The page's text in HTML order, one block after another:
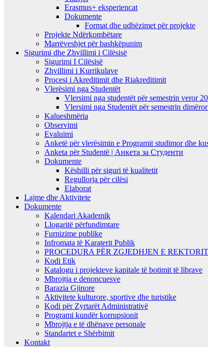
Erasmus+ eksperiencat
Dokumente
Format dhe udhëzimet për projekte
Projekte Ndërkombëtare
Marrëveshjet për bashkëpunim
Sigurimi dhe Zhvillimi i Cilësisë
Sigurimi I Cilësisë
Zhvillimi i Kurrikulave
Procesi i Akreditimit dhe Riakreditimit
Vlerësimi nga Studentët
Vlersimi nga studentët për semestrin veror
Vlersimi nga Studentët për semestrin
Kalueshmëria
Observimi
Evaluimi
Anketë për vlerësimin e Programit studimor dhe
Anketa për Studentë | Анкета за Студенти
Dokumente
Këshilli për siguri të kualitetit
Regullorja për cilësi
Elaborat
Lajme dhe Aktivitete
Dokumente
Kalendari Akademik
Llogaritë përfundimtare
Furnizime publike
Infromata të Karaterit Publik
PROCEDURA PËR ZGJEDHJEN E REKTORIT
Kodi Etik
Katalogu i projekteve kapitale të botimit të librave
Mbrojtja e denoncuesve
Barazia Gjinore
Aktivitete kulturore, sportive dhe turistike
Kodi për Zyrtarët Administrativë
Programi kundër korrupsionit
Mbrojtja e të dhënave personale
Standartet e Shërbimit
Kontakt